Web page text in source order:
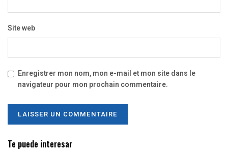
Site web
Enregistrer mon nom, mon e-mail et mon site dans le
navigateur pour mon prochain commentaire.
Te puede interesar